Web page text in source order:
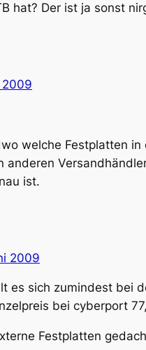
hat? Der ist ja sonst
2009
welche Festplatten
anderen
ist.
2009
es sich zumindest bei
bei cyberport
Festplatten